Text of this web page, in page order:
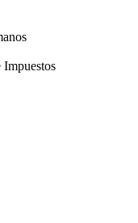
Impuestos